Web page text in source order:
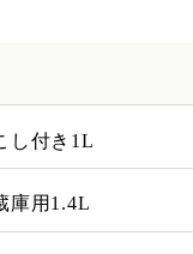
し付き1L
庫用1.4L